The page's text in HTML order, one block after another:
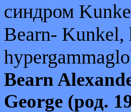
синдром
Bearn- Kunkel,
Bearn
George (род.